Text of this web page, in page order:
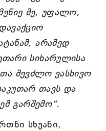
მე, უფალო,
არამედ
სიხარულისა
შევძლო ვასხივო
თავს და
გარშემო“.
სხუანი,